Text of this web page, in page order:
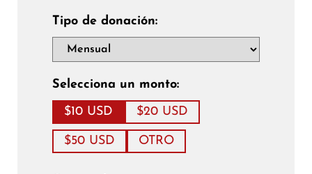
Tipo de donación:
Selecciona un monto:
$10 USD $20 USD
$50 USD OTRO